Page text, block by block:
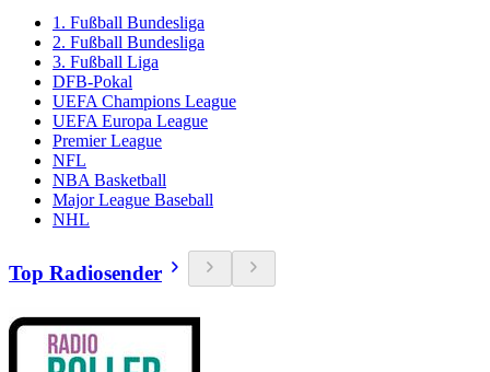
1. Fußball Bundesliga
2. Fußball Bundesliga
3. Fußball Liga
DFB-Pokal
UEFA Champions League
UEFA Europa League
Premier League
NFL
NBA Basketball
Major League Baseball
NHL
Top Radiosender